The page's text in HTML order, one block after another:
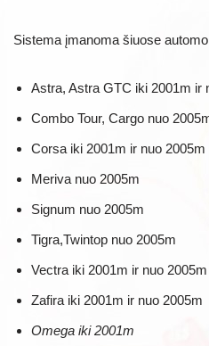
Sistema įmanoma šiuose
Astra, Astra GTC iki 2001m ir
Combo Tour, Cargo nuo
Corsa iki 2001m ir nuo 2005m
Meriva nuo 2005m
Signum nuo 2005m
Tigra,Twintop nuo 2005m
Vectra iki 2001m ir nuo 2005m
Zafira iki 2001m ir nuo 2005m
Omega iki 2001m